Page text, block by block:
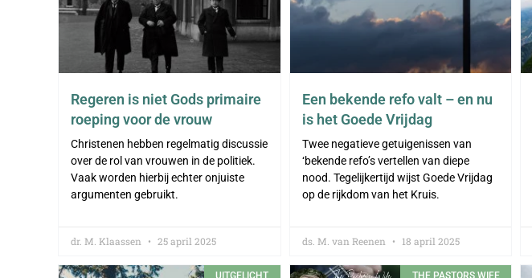
Regeren is niet Gods primaire
roeping voor de vrouw
Christenen hebben regelmatig discussie
over de rol van vrouwen in de politiek.
Vaak worden hierbij echter onjuiste
argumenten gebruikt.
dr. M. Klaassen 25 april 2025
Een bekende refo valt – en nu
is het Goede Vrijdag
Twee negatieve getuigenissen van
‘bekende refo’s vertellen van diepe
nood. Tegelijkertijd wijst Goede Vrijdag
op de rijkdom van het Kruis.
ds. M. van Reenen 18 april 2025
UITGELICHT THE PASTORS WIFE